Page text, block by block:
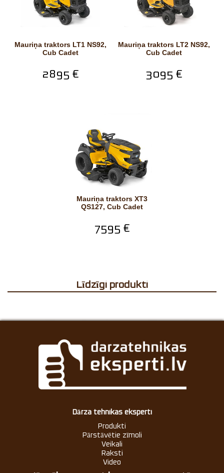
Mauriņa traktors LT1 NS92,
Cub Cadet
2895 €
Mauriņa traktors LT2 NS92,
Cub Cadet
3095 €
Mauriņa traktors XT3
QS127, Cub Cadet
7595 €
Līdzīgi produkti
Dārza tehnikas eksperti
Produkti
Pārstāvētie zīmoli
Veikali
Raksti
Video